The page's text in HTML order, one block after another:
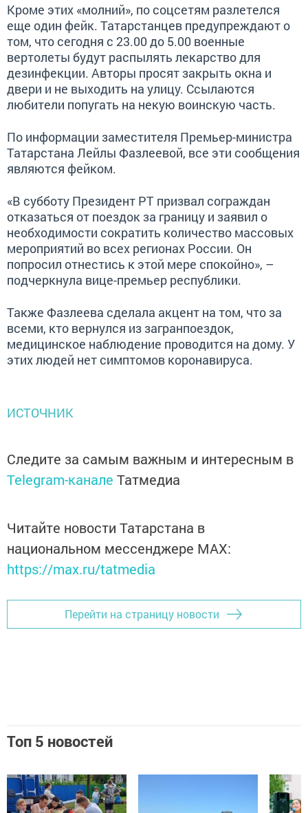
Кроме этих «молний», по соцсетям разлетелся
еще один фейк. Татарстанцев предупреждают о
том, что сегодня с 23.00 до 5.00 военные
вертолеты будут распылять лекарство для
дезинфекции. Авторы просят закрыть окна и
двери и не выходить на улицу. Ссылаются
любители попугать на некую воинскую часть.
По информации заместителя Премьер-министра
Татарстана Лейлы Фазлеевой, все эти сообщения
являются фейком.
«В субботу Президент РТ призвал сограждан
отказаться от поездок за границу и заявил о
необходимости сократить количество массовых
мероприятий во всех регионах России. Он
попросил отнестись к этой мере спокойно», –
подчеркнула вице-премьер республики.
Также Фазлеева сделала акцент на том, что за
всеми, кто вернулся из загранпоездок,
медицинское наблюдение проводится на дому. У
этих людей нет симптомов коронавируса.
ИСТОЧНИК
Следите за самым важным и интересным в
Telegram-канале Татмедиа
Читайте новости Татарстана в
национальном мессенджере MАХ:
https://max.ru/tatmedia
Перейти на страницу новости
Топ 5 новостей